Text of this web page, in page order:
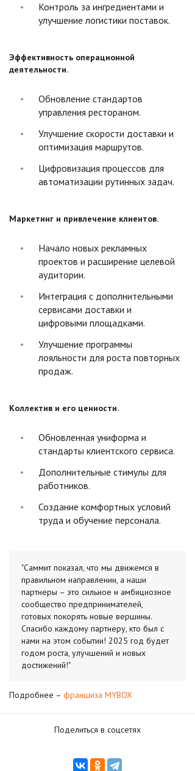
Контроль за ингредиентами и
улучшение логистики поставок.
Эффективность операционной
деятельности.
Обновление стандартов
управления рестораном.
Улучшение скорости доставки и
оптимизация маршрутов.
Цифровизация процессов для
автоматизации рутинных задач.
Маркетинг и привлечение клиентов.
Начало новых рекламных
проектов и расширение целевой
аудитории.
Интеграция с дополнительными
сервисами доставки и
цифровыми площадками.
Улучшение программы
лояльности для роста повторных
продаж.
Коллектив и его ценности.
Обновленная униформа и
стандарты клиентского сервиса.
Дополнительные стимулы для
работников.
Создание комфортных условий
труда и обучение персонала.
"Саммит показал, что мы движемся в
правильном направлении, а наши
партнеры – это сильное и амбициозное
сообщество предпринимателей,
готовых покорять новые вершины.
Спасибо каждому партнеру, кто был с
нами на этом событии! 2025 год будет
годом роста, улучшений и новых
достижений!"
Подробнее – франшиза MYBOX
Поделиться в соцсетях